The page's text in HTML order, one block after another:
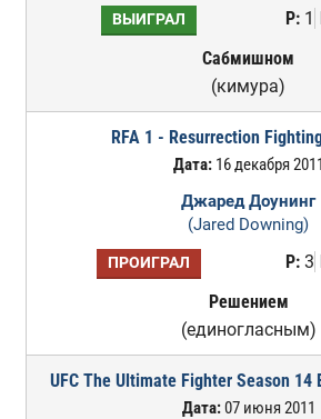
ВЫИГРАЛ Р:1
Сабмишном
(кимура)
RFA 1 - Resurrection
Дата:16 декабря 2011
Джаред Доунинг
(Jared Downing)
ПРОИГРАЛ Р:3
Решением
(единогласным)
UFC The Ultimate Fighter Season
Дата:07 июня 2011